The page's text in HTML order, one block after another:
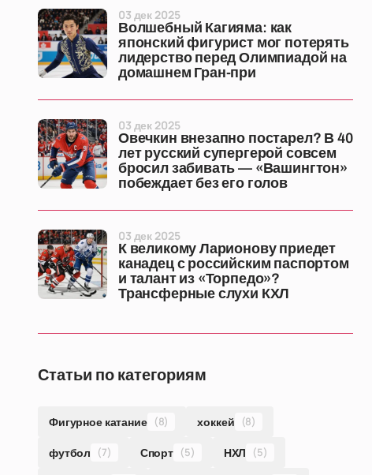
Волшебный Кагияма: как
японский фигурист мог потерять
лидерство перед Олимпиадой на
домашнем Гран-при
03 дек 2025
Овечкин внезапно постарел? В 40
лет русский супергерой совсем
бросил забивать — «Вашингтон»
побеждает без его голов
03 дек 2025
К великому Ларионову приедет
канадец с российским паспортом
и талант из «Торпедо»?
Трансферные слухи КХЛ
03 дек 2025
Статьи по категориям
Фигурное катание (8) хоккей (8)
футбол (7) Спорт (5) НХЛ (5)